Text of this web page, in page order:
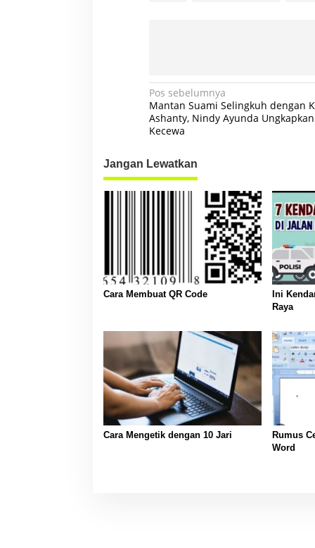
N
a
v
i
g
a
o
s
Pos sebelumnya
Mantan Suami Selingkuh dengan
Ashanty, Nindy Ayunda Ungkapkan
Kecewa
Jangan Lewatkan
Cara Membuat QR Code
Ini
Raya
Cara Mengetik dengan 10 Jari
Rumus
Word